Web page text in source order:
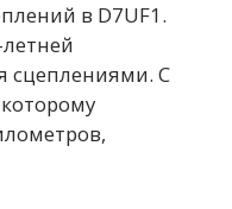
в D7UF1.
сцеплениями. С